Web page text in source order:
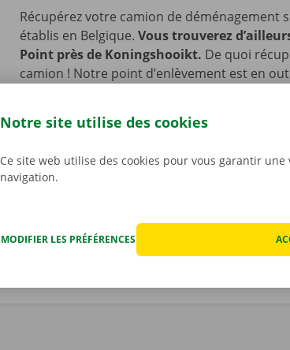
Récupérez votre camion de déménagement
établis en Belgique. Vous trouverez
Point près de Koningshooikt. De quoi
camion ! Notre point d’enlèvement est en
période de location de votre camion de
Notre site utilise des cookies
Ce site web utilise des cookies pour vous garantir
navigation.
MODIFIER LES PRÉFÉRENCES